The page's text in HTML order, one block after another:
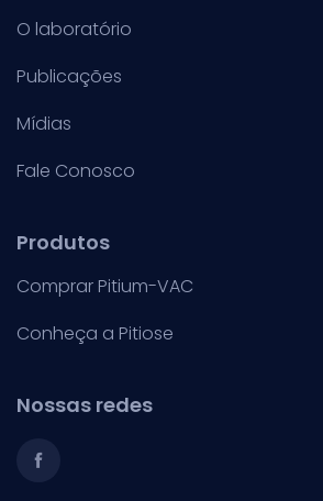
O laboratório
Publicações
Mídias
Fale Conosco
Produtos
Comprar Pitium-VAC
Conheça a Pitiose
Nossas redes